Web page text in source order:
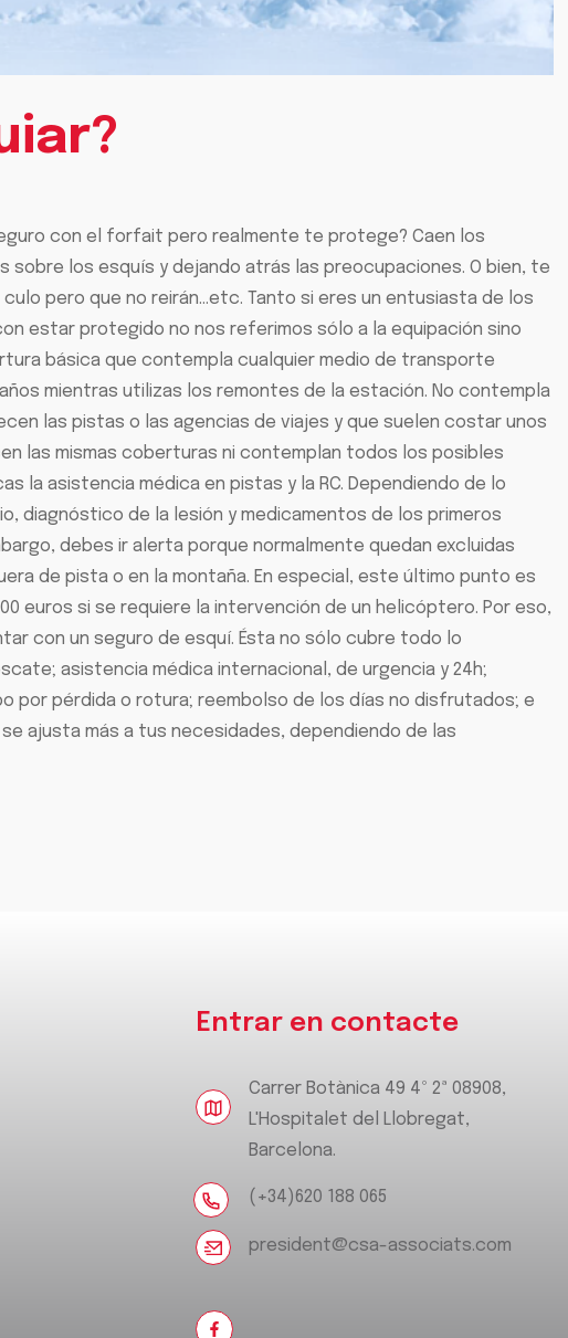
con el forfait pero realmente te protege? Caen los
los esquís y dejando atrás las preocupaciones. O bien, te
pero que no reirán…etc. Tanto si eres un entusiasta de los
estar protegido no nos referimos sólo a la equipación sino
básica que contempla cualquier medio de transporte
mientras utilizas los remontes de la estación. No contempla
las pistas o las agencias de viajes y que suelen costar unos
las mismas coberturas ni contemplan todos los posibles
asistencia médica en pistas y la RC. Dependiendo de lo
diagnóstico de la lesión y medicamentos de los primeros
debes ir alerta porque normalmente quedan excluidas
de pista o en la montaña. En especial, este último punto es
euros si se requiere la intervención de un helicóptero. Por eso,
con un seguro de esquí. Ésta no sólo cubre todo lo
asistencia médica internacional, de urgencia y 24h;
por pérdida o rotura; reembolso de los días no disfrutados; e
ajusta más a tus necesidades, dependiendo de las
Entrar en contacte
Carrer Botànica 49 4º 2ª 08908,
L'Hospitalet del Llobregat,
Barcelona.
(+34)620 188 065
president@csa-associats.com